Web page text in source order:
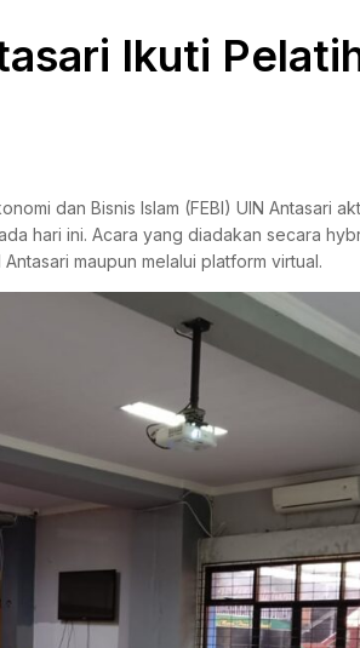
Ikuti
dan Bisnis Islam (FEBI) UIN Antasari
hari ini. Acara yang diadakan secara
maupun melalui platform virtual.